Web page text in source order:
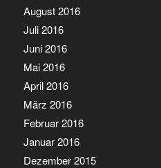
August 2016
Juli 2016
Juni 2016
Mai 2016
April 2016
März 2016
Februar 2016
Januar 2016
Dezember 2015